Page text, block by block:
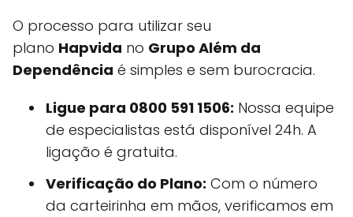
O processo para utilizar seu
plano Hapvida no Grupo Além da
Dependência é simples e sem burocracia.
Ligue para 0800 591 1506: Nossa equipe
de especialistas está disponível 24h. A
ligação é gratuita.
Verificação do Plano: Com o número
da carteirinha em mãos, verificamos em